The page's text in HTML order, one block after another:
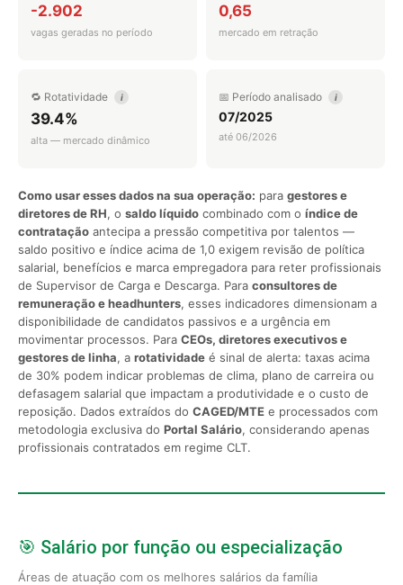
-2.902
vagas geradas no período
0,65
mercado em retração
🔁 Rotatividade i
39.4%
alta — mercado dinâmico
📅 Período analisado i
07/2025
até 06/2026
Como usar esses dados na sua operação: para gestores e
diretores de RH, o saldo líquido combinado com o índice de
contratação antecipa a pressão competitiva por talentos —
saldo positivo e índice acima de 1,0 exigem revisão de política
salarial, benefícios e marca empregadora para reter profissionais
de Supervisor de Carga e Descarga. Para consultores de
remuneração e headhunters, esses indicadores dimensionam a
disponibilidade de candidatos passivos e a urgência em
movimentar processos. Para CEOs, diretores executivos e
gestores de linha, a rotatividade é sinal de alerta: taxas acima
de 30% podem indicar problemas de clima, plano de carreira ou
defasagem salarial que impactam a produtividade e o custo de
reposição. Dados extraídos do CAGED/MTE e processados com
metodologia exclusiva do Portal Salário, considerando apenas
profissionais contratados em regime CLT.
🎯 Salário por função ou especialização
Áreas de atuação com os melhores salários da família